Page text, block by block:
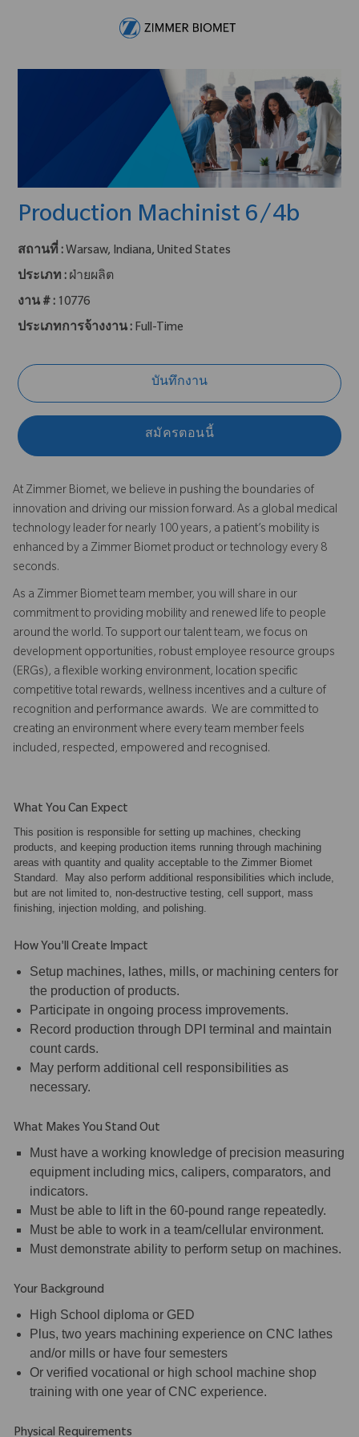
Production Machinist 6/4b
สถานที่ : Warsaw, Indiana, United States
ประเภท : ฝ่ายผลิต
งาน # : 10776
ประเภทการจ้างงาน : Full-Time
บันทึกงาน
สมัครตอนนี้
At Zimmer Biomet, we believe in pushing the boundaries of
innovation and driving our mission forward. As a global medical
technology leader for nearly 100 years, a patient’s mobility is
enhanced by a Zimmer Biomet product or technology every 8
seconds.
As a Zimmer Biomet team member, you will share in our
commitment to providing mobility and renewed life to people
around the world. To support our talent team, we focus on
development opportunities, robust employee resource groups
(ERGs), a flexible working environment, location specific
competitive total rewards, wellness incentives and a culture of
recognition and performance awards. We are committed to
creating an environment where every team member feels
included, respected, empowered and recognised.
What You Can Expect
This position is responsible for setting up machines, checking
products, and keeping production items running through machining
areas with quantity and quality acceptable to the Zimmer Biomet
Standard. May also perform additional responsibilities which include,
but are not limited to, non-destructive testing, cell support, mass
finishing, injection molding, and polishing.
How You'll Create Impact
Setup machines, lathes, mills, or machining centers for
the production of products.
Participate in ongoing process improvements.
Record production through DPI terminal and maintain
count cards.
May perform additional cell responsibilities as
necessary.
What Makes You Stand Out
Must have a working knowledge of precision measuring
equipment including mics, calipers, comparators, and
indicators.
Must be able to lift in the 60-pound range repeatedly.
Must be able to work in a team/cellular environment.
Must demonstrate ability to perform setup on machines.
Your Background
High School diploma or GED
Plus, two years machining experience on CNC lathes
and/or mills or have four semesters
Or verified vocational or high school machine shop
training with one year of CNC experience.
Physical Requirements